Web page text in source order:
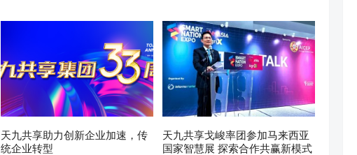
天九共享助力创新企业加速，传
统企业转型
天九共享戈峻率团参加马来西亚
国家智慧展 探索合作共赢新模式